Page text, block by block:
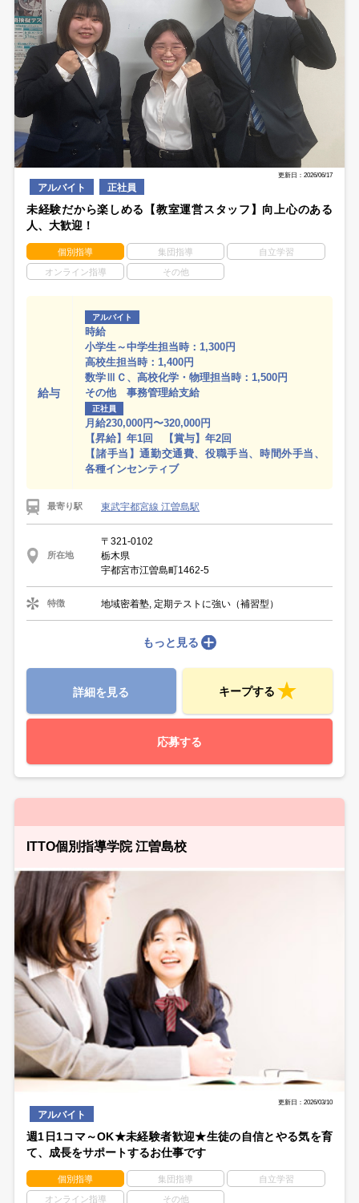
更新日：2026/06/17
アルバイト 正社員
未経験だから楽しめる【教室運営スタッフ】向上心のある
人、大歓迎！
個別指導 集団指導 自立学習
オンライン指導 その他
給与
アルバイト
時給
小学生～中学生担当時：1,300円
高校生担当時：1,400円
数学ⅢＣ、高校化学・物理担当時：1,500円
その他 事務管理給支給
正社員
月給230,000円〜320,000円
【昇給】年1回 【賞与】年2回
【諸手当】通勤交通費、役職手当、時間外手当、
各種インセンティブ
最寄り駅 東武宇都宮線 江曽島駅
所在地
〒321-0102
栃木県
宇都宮市江曽島町1462-5
特徴 地域密着塾, 定期テストに強い（補習型）
もっと見る
詳細を見る キープする
応募する
ITTO個別指導学院 江曽島校
更新日：2026/03/10
アルバイト
週1日1コマ～OK★未経験者歓迎★生徒の自信とやる気を育
て、成長をサポートするお仕事です
個別指導 集団指導 自立学習
オンライン指導 その他